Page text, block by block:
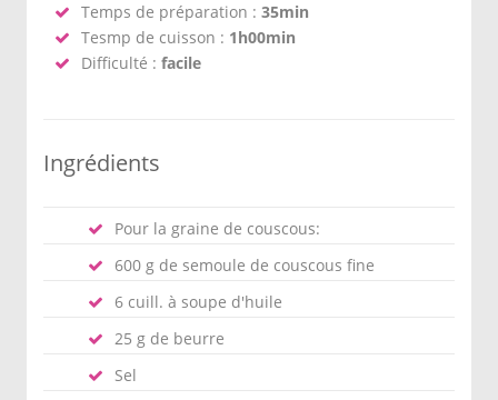
Temps de préparation : 35min
Tesmp de cuisson : 1h00min
Difficulté : facile
Ingrédients
Pour la graine de couscous:
600 g de semoule de couscous fine
6 cuill. à soupe d'huile
25 g de beurre
Sel